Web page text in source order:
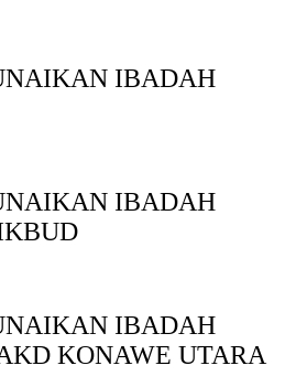
IBADAH
IBADAH
IBADAH
KONAWE UTARA